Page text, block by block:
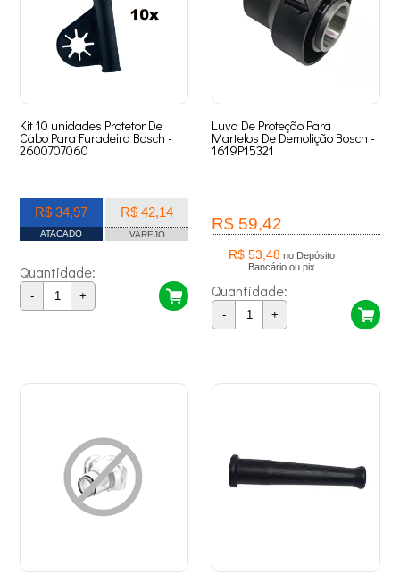
Kit 10 unidades Protetor De
Cabo Para Furadeira Bosch -
2600707060
R$ 34,97
ATACADO
R$ 42,14
VAREJO
Quantidade:
- +
Luva De Proteção Para
Martelos De Demolição Bosch -
1619P15321
R$ 59,42
R$ 53,48 no Depósito
Bancário ou pix
Quantidade:
- +